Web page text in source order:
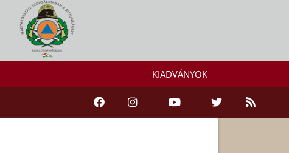
KIADVÁNYOK